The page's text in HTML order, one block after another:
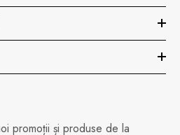
promoții și produse de la